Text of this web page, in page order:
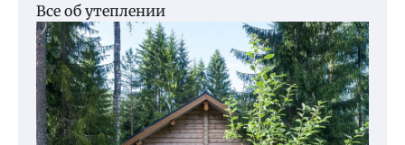
Все об утеплении